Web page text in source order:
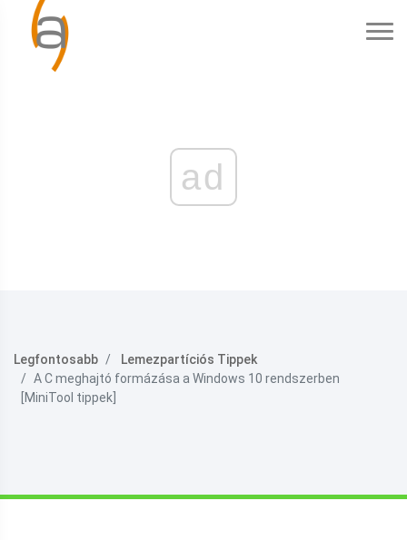
ad
Legfontosabb
Lemezpartíciós Tippek
A C meghajtó formázása a Windows 10 rendszerben
[MiniTool tippek]